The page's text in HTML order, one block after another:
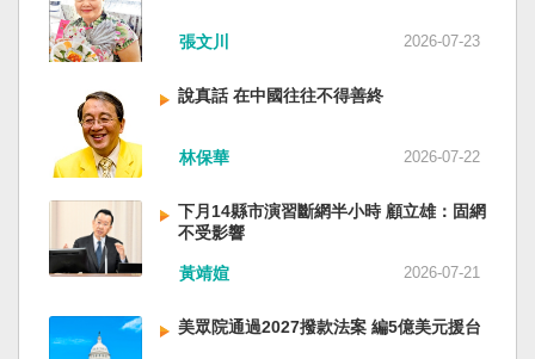
近平思想嗎？ 最後一句是「會議還研究了其他事
項。」這是每次外媒最感興趣的問題，那就是人
洗了多少人？這為習近平的進一步獨裁和二十一
大續任鋪平道路。據統計，過去一年，已有十九
名中央委員被官方宣布落馬或罷免全國人大代表
職務。另外還有「失蹤」者。總共接近三十人。
領銜的是兩名政治局委員：軍委副主席張又俠與
新疆黨委書記馬興瑞。 軍方還有原中央軍委副主
席何衛東、原軍委委員兼聯合參謀部參謀長劉振
立、原軍委政治工作部主任苗華、前信息支援部
備發展部部長許學強、前西部戰區政委李鳳彪、
張文川 2026-07-23
說真話 在中國往往不得善終
林保華 2026-07-22
下月14縣市演習斷網半小時 顧立雄：固網
不受影響
黃靖媗 2026-07-21
美眾院通過2027撥款法案 編5億美元援台